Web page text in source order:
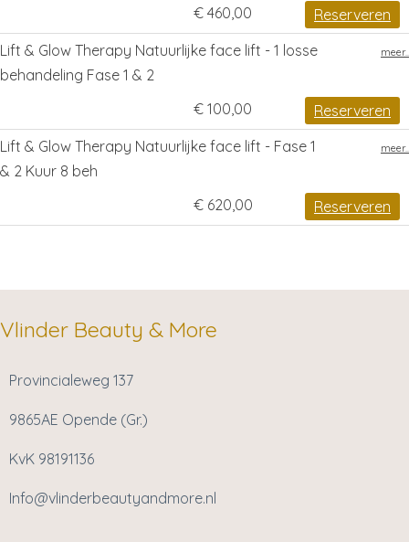
Reserveren
€ 460,00
Lift & Glow Therapy Natuurlijke face lift - 1 losse
behandeling Fase 1 & 2
Reserveren
€ 100,00
meer..
Lift & Glow Therapy Natuurlijke face lift - Fase 1
& 2 Kuur 8 beh
Reserveren
€ 620,00
meer..
Vlinder Beauty & More
Provincialeweg 137
9865AE Opende (Gr.)
KvK 98191136
Info@vlinderbeautyandmore.nl